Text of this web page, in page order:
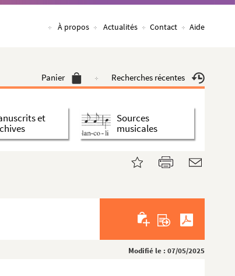
À propos Actualités Contact Aide
Panier Recherches récentes
et
Sources
musicales
Modifié le : 07/05/2025